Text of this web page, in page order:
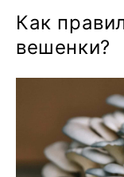
Как
вешенки?